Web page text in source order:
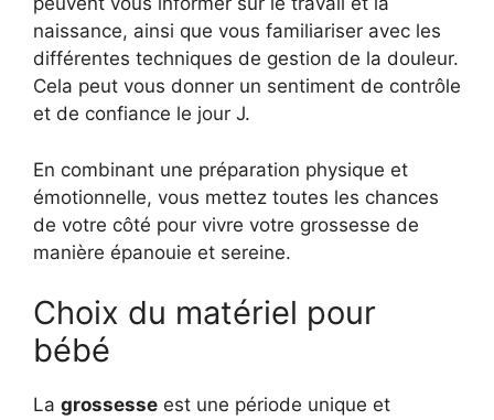
naissance, ainsi que vous familiariser avec les
différentes techniques de gestion de la douleur.
Cela peut vous donner un sentiment de contrôle
et de confiance le jour J.
En combinant une préparation physique et
émotionnelle, vous mettez toutes les chances
de votre côté pour vivre votre grossesse de
manière épanouie et sereine.
Choix du matériel pour
bébé
La grossesse est une période unique et